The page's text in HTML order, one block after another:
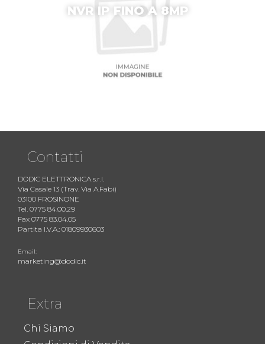
NVR IP FINO A 8MP
Contatti
DODIC ELETTRONICA s.r.l.
Via Casale 13 (Trav. Via A.Fabi)
03100 FROSINONE
Tel. 0775 84.00.29
Fax 0775 83.04.05
Partita I.V.A.: 01809930603
Email:
marketing@dodic.it
Extra
Chi Siamo